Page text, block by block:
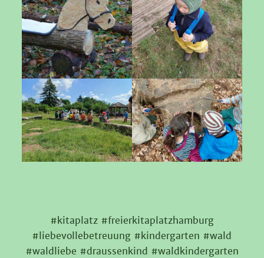
#kitaplatz #freierkitaplatzhamburg
#liebevollebetreuung #kindergarten #wald
#waldliebe #draussenkind #waldkindergarten